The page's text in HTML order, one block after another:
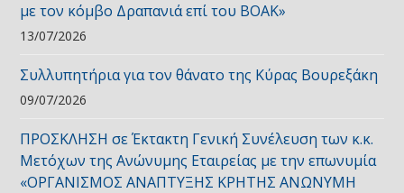
με τον κόμβο Δραπανιά επί του ΒΟΑΚ»
13/07/2026
Συλλυπητήρια για τον θάνατο της Κύρας Βουρεξάκη
09/07/2026
ΠΡΟΣΚΛΗΣΗ σε Έκτακτη Γενική Συνέλευση των κ.κ.
Μετόχων της Ανώνυμης Εταιρείας με την επωνυμία
«ΟΡΓΑΝΙΣΜΟΣ ΑΝΑΠΤΥΞΗΣ ΚΡΗΤΗΣ ΑΝΩΝΥΜΗ